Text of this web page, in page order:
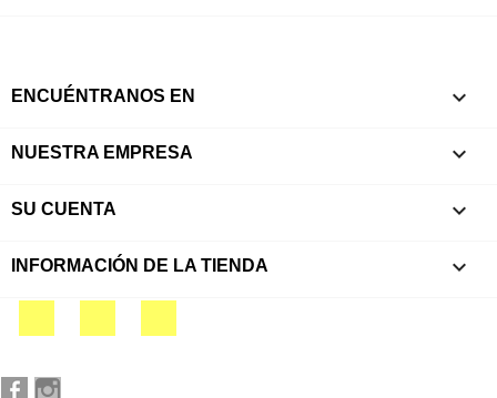
ENCUÉNTRANOS EN 
NUESTRA EMPRESA 
SU CUENTA 
INFORMACIÓN DE LA TIENDA keyboard_arrow_down